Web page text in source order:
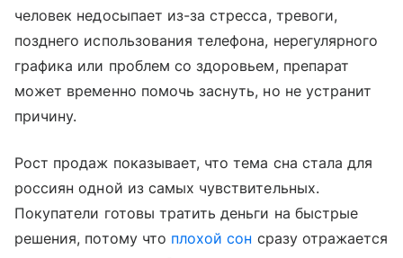
человек недосыпает из-за стресса, тревоги,
позднего использования телефона, нерегулярного
графика или проблем со здоровьем, препарат
может временно помочь заснуть, но не устранит
причину.
Рост продаж показывает, что тема сна стала для
россиян одной из самых чувствительных.
Покупатели готовы тратить деньги на быстрые
решения, потому что плохой сон сразу отражается